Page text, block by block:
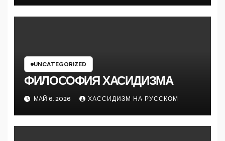
UNCATEGORIZED
ФИЛОСОФИЯ ХАСИДИЗМА
МАЙ 6, 2026 ХАССИДИЗМ НА РУССКОМ